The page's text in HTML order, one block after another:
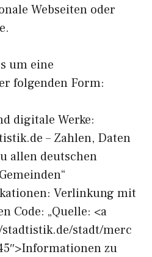
Webseiten oder
um eine
folgenden Form:
digitale Werke:
– Zahlen, Daten
allen deutschen
Verlinkung mit
Code: „Quelle: <a
stadt/merc
zu